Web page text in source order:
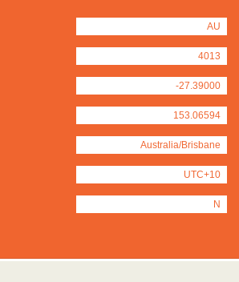
AU
4013
-27.39000
153.06594
Australia/Brisbane
UTC+10
N